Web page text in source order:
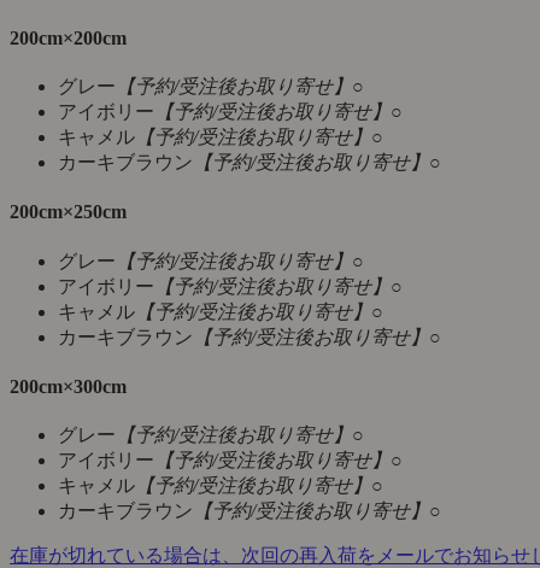
200cm×200cm
グレー 【予約/受注後お取り寄せ】 ○
アイボリー 【予約/受注後お取り寄せ】 ○
キャメル 【予約/受注後お取り寄せ】 ○
カーキブラウン 【予約/受注後お取り寄せ】 ○
200cm×250cm
グレー 【予約/受注後お取り寄せ】 ○
アイボリー 【予約/受注後お取り寄せ】 ○
キャメル 【予約/受注後お取り寄せ】 ○
カーキブラウン 【予約/受注後お取り寄せ】 ○
200cm×300cm
グレー 【予約/受注後お取り寄せ】 ○
アイボリー 【予約/受注後お取り寄せ】 ○
キャメル 【予約/受注後お取り寄せ】 ○
カーキブラウン 【予約/受注後お取り寄せ】 ○
在庫が切れている場合は、次回の再入荷をメールでお知らせ